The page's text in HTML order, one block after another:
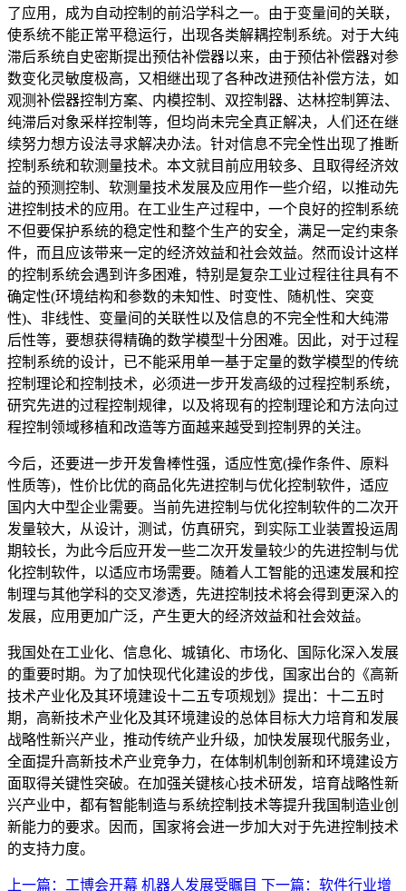
了应用，成为自动控制的前沿学科之一。由于变量间的关联，
使系统不能正常平稳运行，出现各类解耦控制系统。对于大纯
滞后系统自史密斯提出预估补偿器以来，由于预估补偿器对参
数变化灵敏度极高，又相继出现了各种改进预估补偿方法，如
观测补偿器控制方案、内模控制、双控制器、达林控制箅法、
纯滞后对象采样控制等，但均尚未完全真正解决，人们还在继
续努力想方设法寻求解决办法。针对信息不完全性出现了推断
控制系统和软测量技术。本文就目前应用较多、且取得经济效
益的预测控制、软测量技术发展及应用作一些介绍，以推动先
进控制技术的应用。在工业生产过程中，一个良好的控制系统
不但要保护系统的稳定性和整个生产的安全，满足一定约束条
件，而且应该带来一定的经济效益和社会效益。然而设计这样
的控制系统会遇到许多困难，特别是复杂工业过程往往具有不
确定性(环境结构和参数的未知性、时变性、随机性、突变
性)、非线性、变量间的关联性以及信息的不完全性和大纯滞
后性等，要想获得精确的数学模型十分困难。因此，对于过程
控制系统的设计，已不能采用单一基于定量的数学模型的传统
控制理论和控制技术，必须进一步开发高级的过程控制系统，
研究先进的过程控制规律，以及将现有的控制理论和方法向过
程控制领域移植和改造等方面越来越受到控制界的关注。
今后，还要进一步开发鲁棒性强，适应性宽(操作条件、原料
性质等)，性价比优的商品化先进控制与优化控制软件，适应
国内大中型企业需要。当前先进控制与优化控制软件的二次开
发量较大，从设计，测试，仿真研究，到实际工业装置投运周
期较长，为此今后应开发一些二次开发量较少的先进控制与优
化控制软件，以适应市场需要。随着人工智能的迅速发展和控
制理与其他学科的交叉渗透，先进控制技术将会得到更深入的
发展，应用更加广泛，产生更大的经济效益和社会效益。
我国处在工业化、信息化、城镇化、市场化、国际化深入发展
的重要时期。为了加快现代化建设的步伐，国家出台的《高新
技术产业化及其环境建设十二五专项规划》提出：十二五时
期，高新技术产业化及其环境建设的总体目标大力培育和发展
战略性新兴产业，推动传统产业升级，加快发展现代服务业，
全面提升高新技术产业竞争力，在体制机制创新和环境建设方
面取得关键性突破。在加强关键核心技术研发，培育战略性新
兴产业中，都有智能制造与系统控制技术等提升我国制造业创
新能力的要求。因而，国家将会进一步加大对于先进控制技术
的支持力度。
上一篇：工博会开幕 机器人发展受瞩目 下一篇：软件行业增